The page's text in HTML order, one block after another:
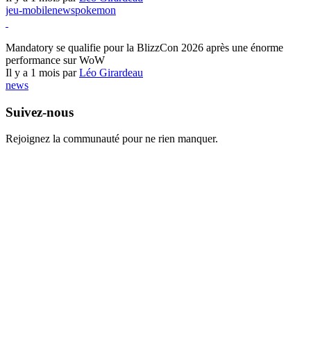
jeu-mobilenewspokemon
Mandatory se qualifie pour la BlizzCon 2026 après une énorme
performance sur WoW
Il y a 1 mois parLéo Girardeau
news
Suivez-nous
Rejoignez la communauté pour ne rien manquer.